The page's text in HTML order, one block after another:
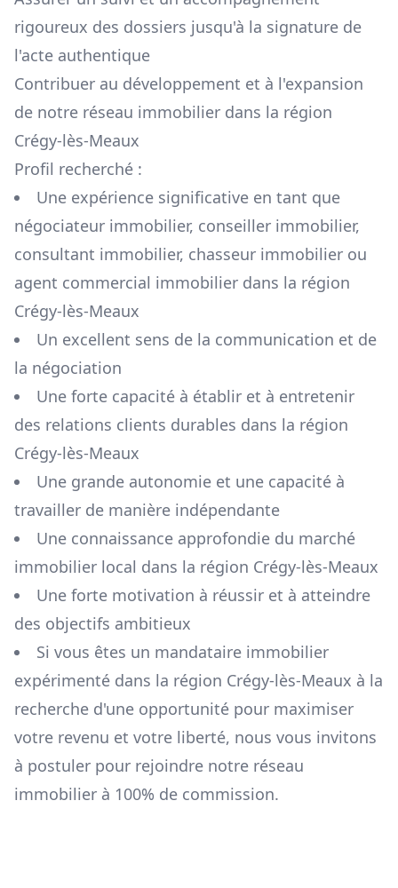
rigoureux des dossiers jusqu'à la signature de
l'acte authentique
Contribuer au développement et à l'expansion
de notre réseau immobilier dans la région
Crégy-lès-Meaux
Profil recherché :
Une expérience significative en tant que
négociateur immobilier, conseiller immobilier,
consultant immobilier, chasseur immobilier ou
agent commercial immobilier dans la région
Crégy-lès-Meaux
Un excellent sens de la communication et de
la négociation
Une forte capacité à établir et à entretenir
des relations clients durables dans la région
Crégy-lès-Meaux
Une grande autonomie et une capacité à
travailler de manière indépendante
Une connaissance approfondie du marché
immobilier local dans la région Crégy-lès-Meaux
Une forte motivation à réussir et à atteindre
des objectifs ambitieux
Si vous êtes un mandataire immobilier
expérimenté dans la région Crégy-lès-Meaux à la
recherche d'une opportunité pour maximiser
votre revenu et votre liberté, nous vous invitons
à postuler pour rejoindre notre réseau
immobilier à 100% de commission.